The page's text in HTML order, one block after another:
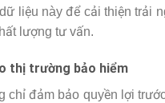
liệu này để cải thiện trải
lượng tư vấn.
thị trường bảo hiểm
chỉ đảm bảo quyền lợi